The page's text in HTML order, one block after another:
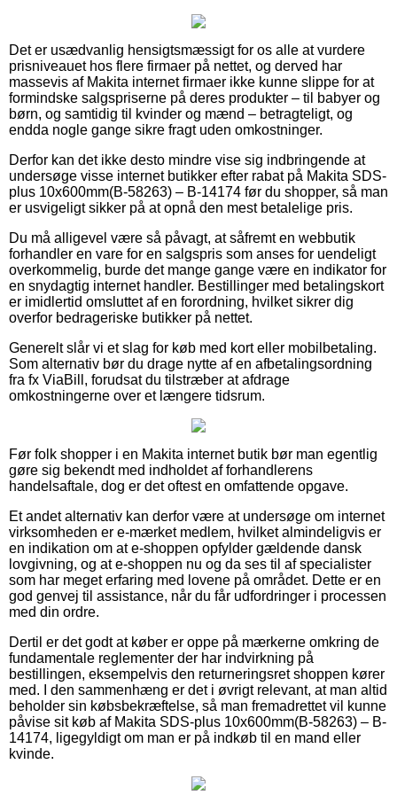
Det er usædvanlig hensigtsmæssigt for os alle at vurdere
prisniveauet hos flere firmaer på nettet, og derved har
massevis af Makita internet firmaer ikke kunne slippe for at
formindske salgspriserne på deres produkter – til babyer og
børn, og samtidig til kvinder og mænd – betragteligt, og
endda nogle gange sikre fragt uden omkostninger.
Derfor kan det ikke desto mindre vise sig indbringende at
undersøge visse internet butikker efter rabat på Makita SDS-
plus 10x600mm(B-58263) – B-14174 før du shopper, så man
er usvigeligt sikker på at opnå den mest betalelige pris.
Du må alligevel være så påvagt, at såfremt en webbutik
forhandler en vare for en salgspris som anses for uendeligt
overkommelig, burde det mange gange være en indikator for
en snydagtig internet handler. Bestillinger med betalingskort
er imidlertid omsluttet af en forordning, hvilket sikrer dig
overfor bedrageriske butikker på nettet.
Generelt slår vi et slag for køb med kort eller mobilbetaling.
Som alternativ bør du drage nytte af en afbetalingsordning
fra fx ViaBill, forudsat du tilstræber at afdrage
omkostningerne over et længere tidsrum.
Før folk shopper i en Makita internet butik bør man egentlig
gøre sig bekendt med indholdet af forhandlerens
handelsaftale, dog er det oftest en omfattende opgave.
Et andet alternativ kan derfor være at undersøge om internet
virksomheden er e-mærket medlem, hvilket almindeligvis er
en indikation om at e-shoppen opfylder gældende dansk
lovgivning, og at e-shoppen nu og da ses til af specialister
som har meget erfaring med lovene på området. Dette er en
god genvej til assistance, når du får udfordringer i processen
med din ordre.
Dertil er det godt at køber er oppe på mærkerne omkring de
fundamentale reglementer der har indvirkning på
bestillingen, eksempelvis den returneringsret shoppen kører
med. I den sammenhæng er det i øvrigt relevant, at man altid
beholder sin købsbekræftelse, så man fremadrettet vil kunne
påvise sit køb af Makita SDS-plus 10x600mm(B-58263) – B-
14174, ligegyldigt om man er på indkøb til en mand eller
kvinde.